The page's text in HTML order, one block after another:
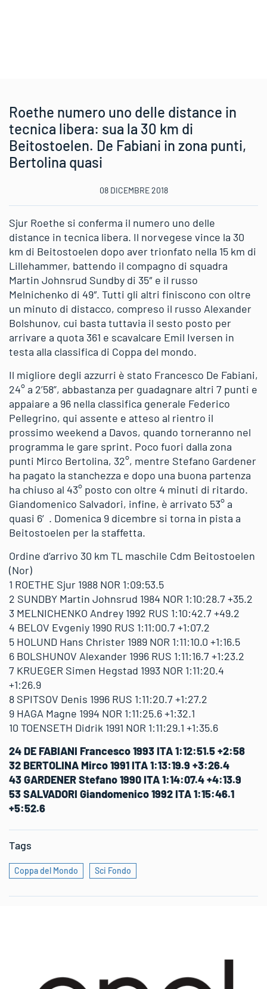
Roethe numero uno delle distance in
tecnica libera: sua la 30 km di
Beitostoelen. De Fabiani in zona punti,
Bertolina quasi
08 DICEMBRE 2018
Sjur Roethe si conferma il numero uno delle
distance in tecnica libera. Il norvegese vince la 30
km di Beitostoelen dopo aver trionfato nella 15 km di
Lillehammer, battendo il compagno di squadra
Martin Johnsrud Sundby di 35″ e il russo
Melnichenko di 49″. Tutti gli altri finiscono con oltre
un minuto di distacco, compreso il russo Alexander
Bolshunov, cui basta tuttavia il sesto posto per
arrivare a quota 361 e scavalcare Emil Iversen in
testa alla classifica di Coppa del mondo.
Il migliore degli azzurri è stato Francesco De Fabiani,
24° a 2’58”, abbastanza per guadagnare altri 7 punti e
appaiare a 96 nella classifica generale Federico
Pellegrino, qui assente e atteso al rientro il
prossimo weekend a Davos, quando torneranno nel
programma le gare sprint. Poco fuori dalla zona
punti Mirco Bertolina, 32°, mentre Stefano Gardener
ha pagato la stanchezza e dopo una buona partenza
ha chiuso al 43° posto con oltre 4 minuti di ritardo.
Giandomenico Salvadori, infine, è arrivato 53° a
quasi 6′. Domenica 9 dicembre si torna in pista a
Beitostoelen per la staffetta.
Ordine d’arrivo 30 km TL maschile Cdm Beitostoelen
(Nor)
1 ROETHE Sjur 1988 NOR 1:09:53.5
2 SUNDBY Martin Johnsrud 1984 NOR 1:10:28.7 +35.2
3 MELNICHENKO Andrey 1992 RUS 1:10:42.7 +49.2
4 BELOV Evgeniy 1990 RUS 1:11:00.7 +1:07.2
5 HOLUND Hans Christer 1989 NOR 1:11:10.0 +1:16.5
6 BOLSHUNOV Alexander 1996 RUS 1:11:16.7 +1:23.2
7 KRUEGER Simen Hegstad 1993 NOR 1:11:20.4
+1:26.9
8 SPITSOV Denis 1996 RUS 1:11:20.7 +1:27.2
9 HAGA Magne 1994 NOR 1:11:25.6 +1:32.1
10 TOENSETH Didrik 1991 NOR 1:11:29.1 +1:35.6
24 DE FABIANI Francesco 1993 ITA 1:12:51.5 +2:58
32 BERTOLINA Mirco 1991 ITA 1:13:19.9 +3:26.4
43 GARDENER Stefano 1990 ITA 1:14:07.4 +4:13.9
53 SALVADORI Giandomenico 1992 ITA 1:15:46.1
+5:52.6
Tags
Coppa del Mondo Sci Fondo